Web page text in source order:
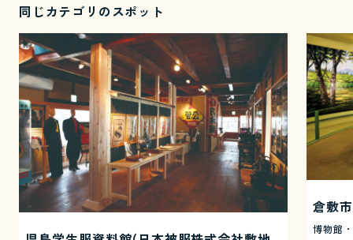
同じカテゴリのスポット
倉敷
博物館